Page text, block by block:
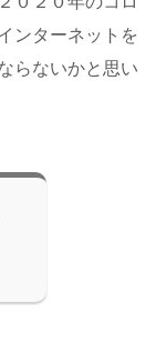
ンターネットを
らないかと思い